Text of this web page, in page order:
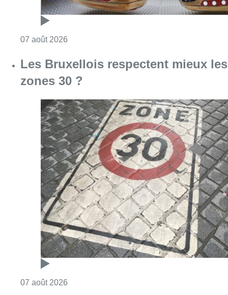
07 août 2026
Les Bruxellois respectent mieux les
zones 30 ?
07 août 2026